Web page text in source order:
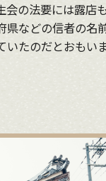
の法要には露店
などの信者の名
いたのだとおもい